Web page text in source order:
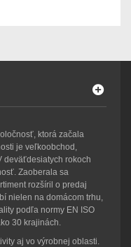
ktorá začala
je veľkoobchod,
deväťdesiatych rokoch
Zaoberala sa
rozšíril o predaj
nielen na domácom trhu,
podľa normy EN ISO
30 krajinách.
aj vo výrobnej oblasti.